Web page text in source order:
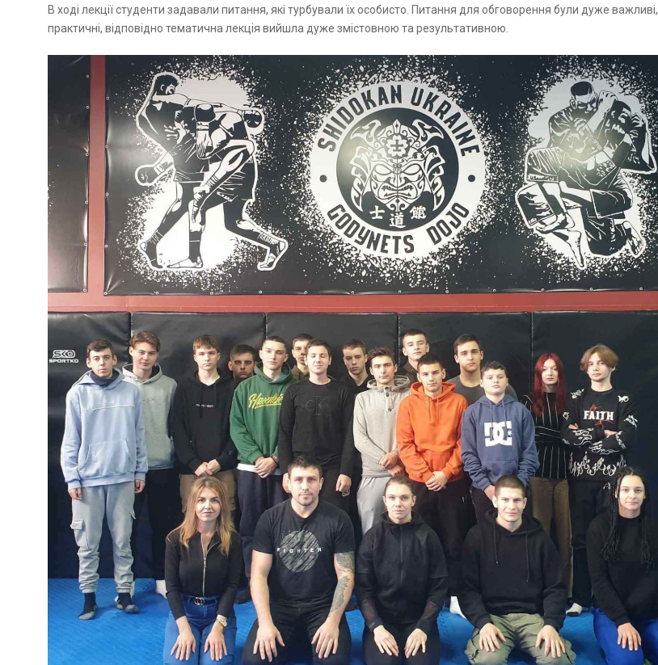
В ході лекції студенти задавали питання, які турбували їх особисто. Питання для обговорення були дуже важливі,
практичні, відповідно тематична лекція вийшла дуже змістовною та результативною.